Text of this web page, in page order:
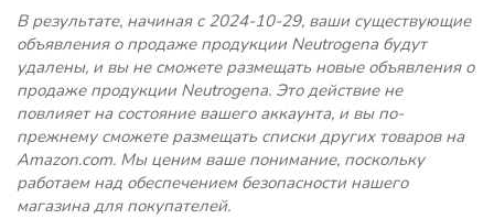
В результате, начиная с 2024-10-29, ваши существующие
объявления о продаже продукции Neutrogena будут
удалены, и вы не сможете размещать новые объявления о
продаже продукции Neutrogena. Это действие не
повлияет на состояние вашего аккаунта, и вы по-
прежнему сможете размещать списки других товаров на
Amazon.com. Мы ценим ваше понимание, поскольку
работаем над обеспечением безопасности нашего
магазина для покупателей.